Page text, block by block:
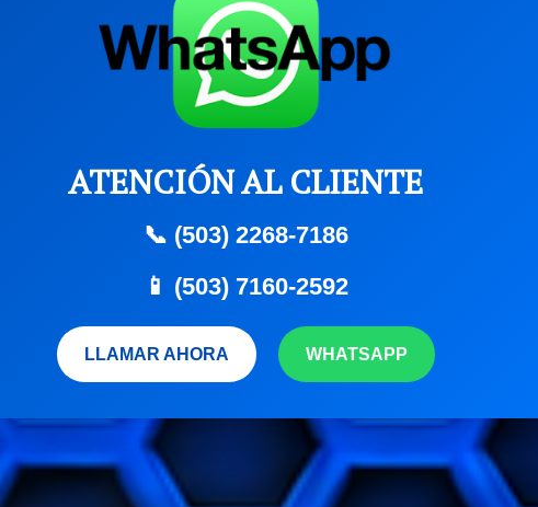
ATENCIÓN AL CLIENTE
📞 (503) 2268-7186
📱 (503) 7160-2592
LLAMAR AHORA WHATSAPP